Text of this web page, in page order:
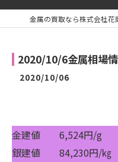
2020/10/6金属相場
2020/10/06
金建値 6,524円/g
銀建値 84,230円/